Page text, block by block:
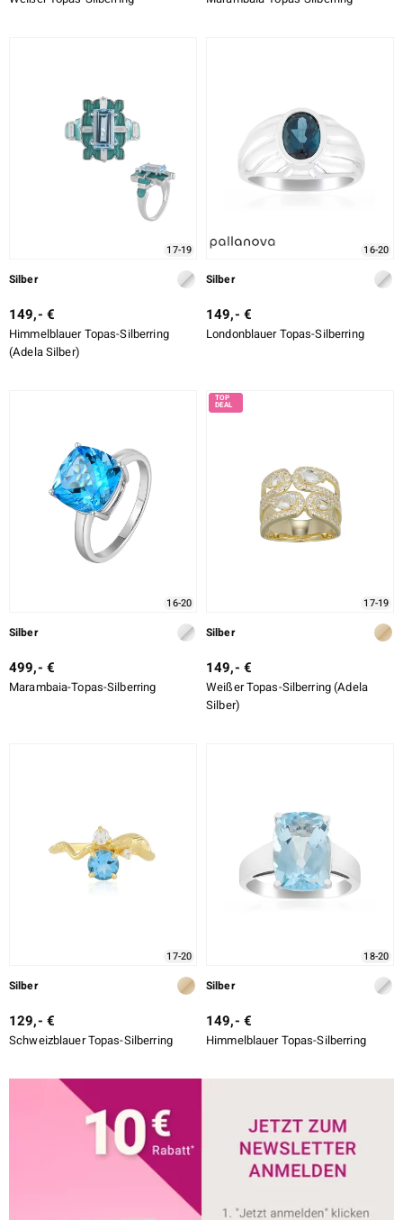
17-19
Silber
149,- €
Himmelblauer Topas-Silberring
(Adela Silber)
16-20
Silber
149,- €
Londonblauer Topas-Silberring
16-20
Silber
499,- €
Marambaia-Topas-Silberring
17-19
Silber
149,- €
Weißer Topas-Silberring (Adela
Silber)
17-20
Silber
129,- €
Schweizblauer Topas-Silberring
18-20
Silber
149,- €
Himmelblauer Topas-Silberring